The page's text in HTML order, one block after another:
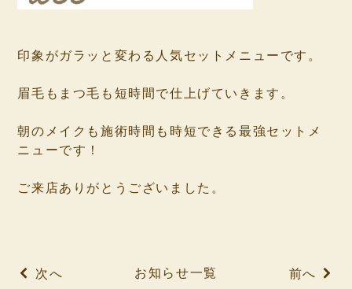
印象がガラッと変わる人気セットメニューです。
眉毛もまつ毛も短時間で仕上げていきます。
朝のメイクも施術時間も時短できる最強セットメ
ニューです！
ご来店ありがとうございました。
次へ お知らせ一覧 前へ